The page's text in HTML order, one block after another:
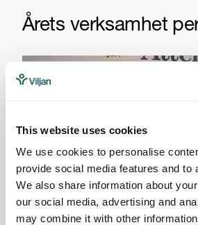
This website uses cookies
We use cookies to personalise
provide social media features and to
We also share information about
our social media, advertising and
may combine it with other
Årets verksamhet